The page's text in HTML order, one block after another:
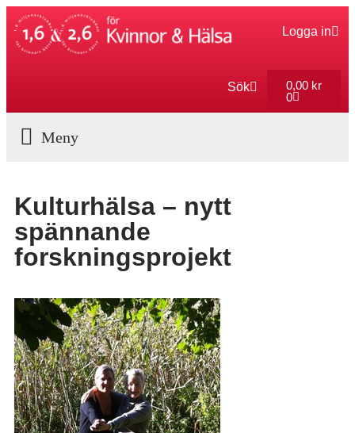
Logga in
Sök 0,00 kr
0
Kulturhälsa – nytt
spännande
forskningsprojekt